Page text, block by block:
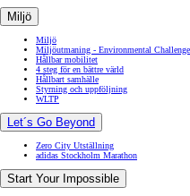
Miljö
Miljö
Miljöutmaning - Environmental
Hållbar mobilitet
4 steg för en bättre värld
Hållbart samhälle
Styrning och uppföljning
WLTP
Let´s Go Beyond
Zero City Utställning
adidas Stockholm Marathon
Start Your Impossible